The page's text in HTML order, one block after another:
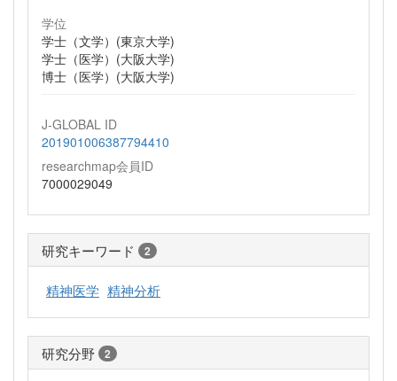
学位
学士（文学）(東京大学)
学士（医学）(大阪大学)
博士（医学）(大阪大学)
J-GLOBAL ID
201901006387794410
researchmap会員ID
7000029049
研究キーワード 2
精神医学 精神分析
研究分野 2